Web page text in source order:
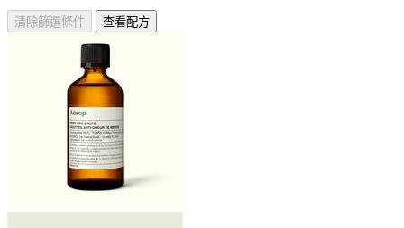
清除篩選條件 查看配方